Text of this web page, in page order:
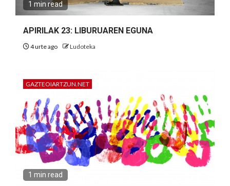
1 min read
APIRILAK 23: LIBURUAREN EGUNA
4 urte ago Ludoteka
GAZTEOIARTZUN.NET
1 min read